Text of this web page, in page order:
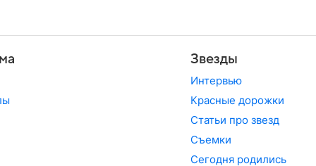
Звезды
Интервью
Красные дорожки
Статьи про звезд
Съемки
Сегодня родились